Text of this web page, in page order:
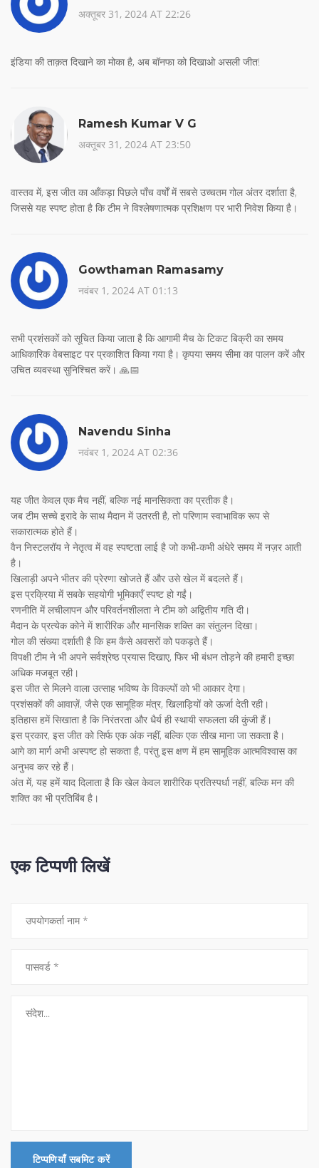
अक्तूबर 31, 2024 AT 22:26
इंडिया की ताक़त दिखाने का मोका है, अब बॉनफा को दिखाओ असली जीत!
Ramesh Kumar V G
अक्तूबर 31, 2024 AT 23:50
वास्तव में, इस जीत का आँकड़ा पिछले पाँच वर्षों में सबसे उच्चतम गोल अंतर दर्शाता है,
जिससे यह स्पष्ट होता है कि टीम ने विश्लेषणात्मक प्रशिक्षण पर भारी निवेश किया है।
Gowthaman Ramasamy
नवंबर 1, 2024 AT 01:13
सभी प्रशंसकों को सूचित किया जाता है कि आगामी मैच के टिकट बिक्री का समय
आधिकारिक वेबसाइट पर प्रकाशित किया गया है। कृपया समय सीमा का पालन करें और
उचित व्यवस्था सुनिश्चित करें। 🙏📅
Navendu Sinha
नवंबर 1, 2024 AT 02:36
यह जीत केवल एक मैच नहीं, बल्कि नई मानसिकता का प्रतीक है।
जब टीम सच्चे इरादे के साथ मैदान में उतरती है, तो परिणाम स्वाभाविक रूप से
सकारात्मक होते हैं।
वैन निस्टलरॉय ने नेतृत्व में वह स्पष्टता लाई है जो कभी‑कभी अंधेरे समय में नज़र आती
है।
खिलाड़ी अपने भीतर की प्रेरणा खोजते हैं और उसे खेल में बदलते हैं।
इस प्रक्रिया में सबके सहयोगी भूमिकाएँ स्पष्ट हो गईं।
रणनीति में लचीलापन और परिवर्तनशीलता ने टीम को अद्वितीय गति दी।
मैदान के प्रत्येक कोने में शारीरिक और मानसिक शक्ति का संतुलन दिखा।
गोल की संख्या दर्शाती है कि हम कैसे अवसरों को पकड़ते हैं।
विपक्षी टीम ने भी अपने सर्वश्रेष्ठ प्रयास दिखाए, फिर भी बंधन तोड़ने की हमारी इच्छा
अधिक मजबूत रही।
इस जीत से मिलने वाला उत्साह भविष्य के विकल्पों को भी आकार देगा।
प्रशंसकों की आवाज़ें, जैसे एक सामूहिक मंत्र, खिलाड़ियों को ऊर्जा देती रही।
इतिहास हमें सिखाता है कि निरंतरता और धैर्य ही स्थायी सफलता की कुंजी हैं।
इस प्रकार, इस जीत को सिर्फ एक अंक नहीं, बल्कि एक सीख माना जा सकता है।
आगे का मार्ग अभी अस्पष्ट हो सकता है, परंतु इस क्षण में हम सामूहिक आत्मविश्वास का
अनुभव कर रहे हैं।
अंत में, यह हमें याद दिलाता है कि खेल केवल शारीरिक प्रतिस्पर्धा नहीं, बल्कि मन की
शक्ति का भी प्रतिबिंब है।
एक टिप्पणी लिखें
टिप्पणियाँ सबमिट करें